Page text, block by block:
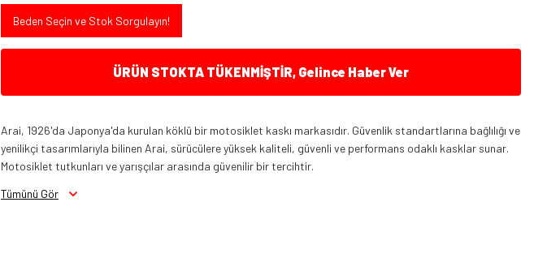
Beden Seçin ve Stok Sorgulayın!
ÜRÜN STOKTA TÜKENMİŞTİR, Gelince Haber Ver
Arai, 1926'da Japonya'da kurulan köklü bir motosiklet kaskı markasıdır. Güvenlik standartlarına bağlılığı ve
yenilikçi tasarımlarıyla bilinen Arai, sürücülere yüksek kaliteli, güvenli ve performans odaklı kasklar sunar.
Motosiklet tutkunları ve yarışçılar arasında güvenilir bir tercihtir.
Tümünü Gör